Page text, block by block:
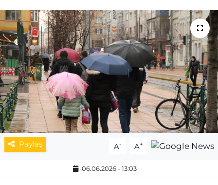
Paylaş A- A+
06.06.2026 - 13:03
EĞİTİM
SPOR
MAGAZİN
ESKİŞEHİRSPOR